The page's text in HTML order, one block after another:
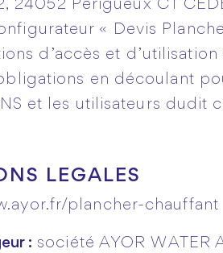
24052 Périgueux CT
« Devis
d’accès et
en découlant
et les utilisateurs dudit
LEGALES
plancher-chauffant
: société AYOR WATER